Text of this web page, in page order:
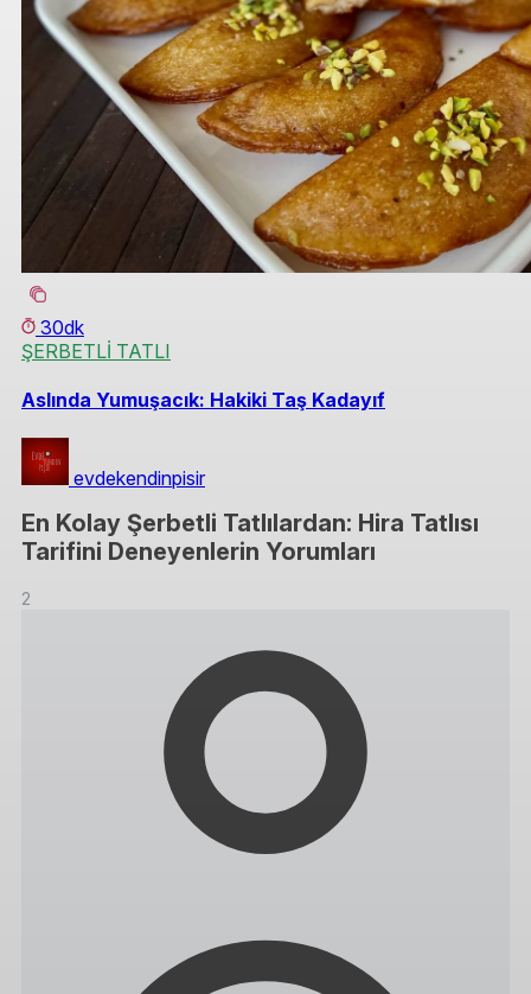
30dk
ŞERBETLİ TATLI
Aslında Yumuşacık: Hakiki Taş Kadayıf
evdekendinpisir
En Kolay Şerbetli Tatlılardan: Hira Tatlısı
Tarifini Deneyenlerin Yorumları
2